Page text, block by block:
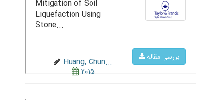
بررسی مقاله
Mitigation of Soil
Liquefaction Using
Stone...
Huang, Chun...
2015